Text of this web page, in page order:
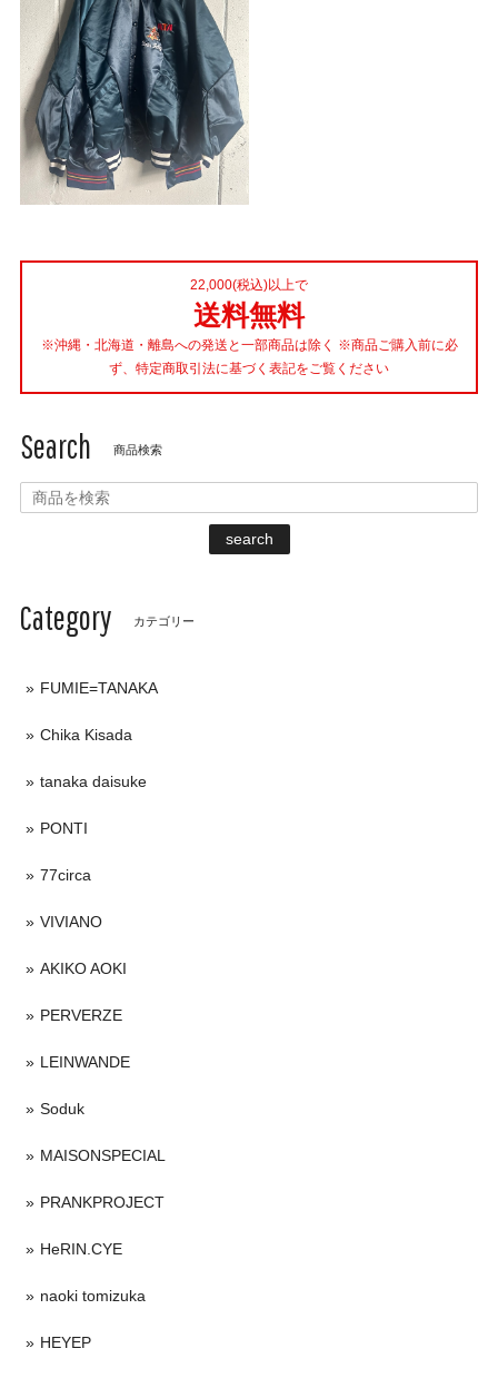
22,000(税込)以上で
送料無料
※沖縄・北海道・離島への発送と一部商品は除く ※商品ご購入前に必
ず、特定商取引法に基づく表記をご覧ください
Search 商品検索
search
Category カテゴリー
FUMIE=TANAKA
Chika Kisada
tanaka daisuke
PONTI
77circa
VIVIANO
AKIKO AOKI
PERVERZE
LEINWANDE
Soduk
MAISONSPECIAL
PRANKPROJECT
HeRIN.CYE
naoki tomizuka
HEYEP